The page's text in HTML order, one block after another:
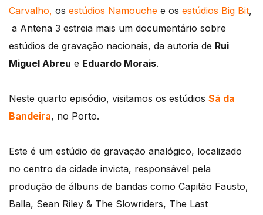
Carvalho, os estúdios Namouche e os estúdios Big Bit,
a Antena 3 estreia mais um documentário sobre
estúdios de gravação nacionais, da autoria de Rui
Miguel Abreu e Eduardo Morais.
Neste quarto episódio, visitamos os estúdios Sá da
Bandeira, no Porto.
Este é um estúdio de gravação analógico, localizado
no centro da cidade invicta, responsável pela
produção de álbuns de bandas como Capitão Fausto,
Balla, Sean Riley & The Slowriders, The Last